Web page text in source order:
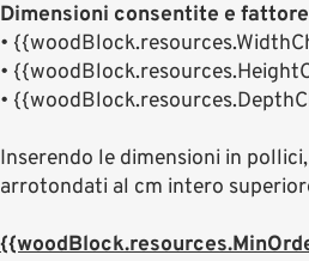
Dimensioni consentite e
•
•
•
Inserendo le dimensioni in
arrotondati al cm intero